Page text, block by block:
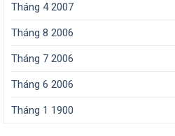
Tháng 4 2007
Tháng 8 2006
Tháng 7 2006
Tháng 6 2006
Tháng 1 1900